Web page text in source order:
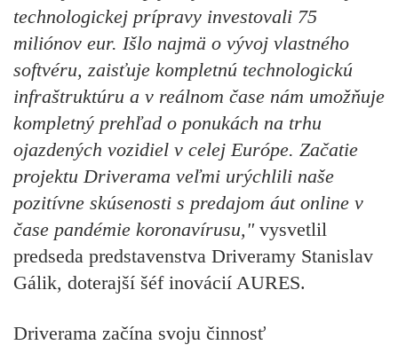
technologickej prípravy investovali 75
miliónov eur. Išlo najmä o vývoj vlastného
softvéru, zaisťuje kompletnú technologickú
infraštruktúru a v reálnom čase nám umožňuje
kompletný prehľad o ponukách na trhu
ojazdených vozidiel v celej Európe. Začatie
projektu Driverama veľmi urýchlili naše
pozitívne skúsenosti s predajom áut online v
čase pandémie koronavírusu," vysvetlil
predseda predstavenstva Driveramy Stanislav
Gálik, doterajší šéf inovácií AURES.
Driverama začína svoju činnosť